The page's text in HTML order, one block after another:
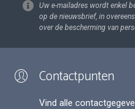
Uw e-mailadres wordt enkel
op de nieuwsbrief, in
over de bescherming van
Contactpunten
Vind alle